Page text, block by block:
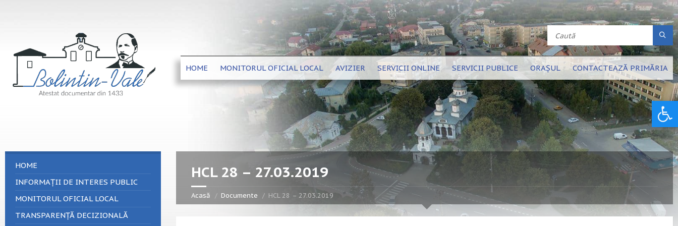
HOME MONITORUL OFICIAL LOCAL AVIZIER SERVICII ONLINE SERVICII PUBLICE ORAȘUL CONTACTEAZĂ PRIMĂRIA
HCL 28 – 27.03.2019
Acasă Documente HCL 28 – 27.03.2019
HOME
INFORMAȚII DE INTERES PUBLIC
MONITORUL OFICIAL LOCAL
TRANSPARENȚĂ DECIZIONALĂ
Deschide bara de unelte